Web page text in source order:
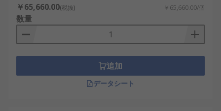
￥65,660.00(税抜) ￥65,660.00/個
数量
追加
データシート